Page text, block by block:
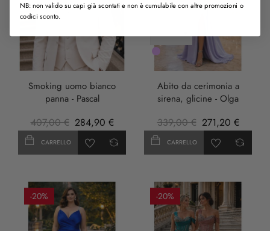
Smoking uomo bianco
panna - Pascal
407,00 € 284,90 €
CARRELLO
LILLA
Abito da cerimonia a
sirena, glicine - Olga
339,00 € 271,20 €
CARRELLO
-20% -20%
NB: non valido su capi già scontati e non è cumulabile con altre promozioni o
codici sconto.